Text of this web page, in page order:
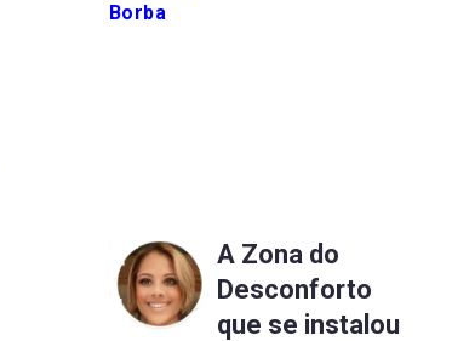
Borba
A Zona do
Desconforto
que se instalou